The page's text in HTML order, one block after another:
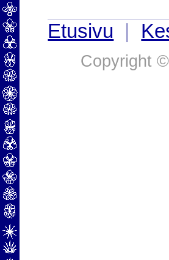
Etusivu
Copyright